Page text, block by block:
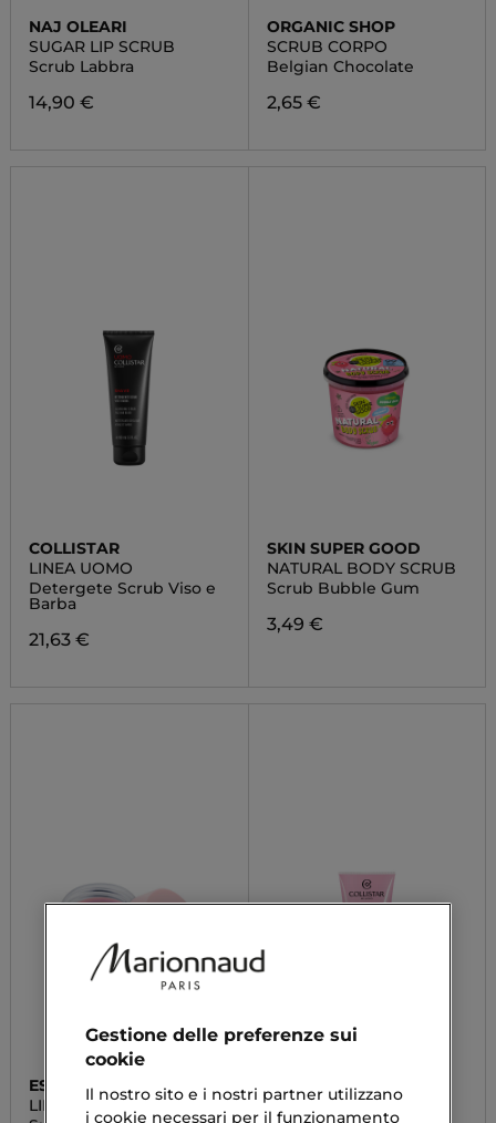
NAJ OLEARI
SUGAR LIP SCRUB
Scrub Labbra
14,90 €
ORGANIC SHOP
SCRUB CORPO
Belgian Chocolate
2,65 €
COLLISTAR
LINEA UOMO
Detergete Scrub Viso e
Barba
21,63 €
SKIN SUPER GOOD
NATURAL BODY SCRUB
Scrub Bubble Gum
3,49 €
ESSENCE
LIP SWIRL
COLLISTAR
DETERSIONE
Gestione delle preferenze sui
cookie
Il nostro sito e i nostri partner utilizzano
i cookie necessari per il funzionamento